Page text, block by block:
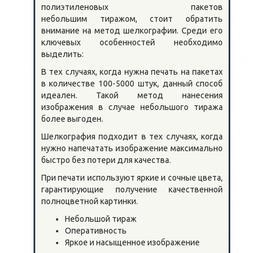
полиэтиленовых пакетов
небольшим тиражом, стоит обратить
внимание на метод шелкографии. Среди его
ключевых особенностей необходимо
выделить:
В тех случаях, когда нужна печать на пакетах
в количестве 100-5000 штук, данный способ
идеален. Такой метод нанесения
изображения в случае небольшого тиража
более выгоден.
Шелкография подходит в тех случаях, когда
нужно напечатать изображение максимально
быстро без потери для качества.
При печати используют яркие и сочные цвета,
гарантирующие получение качественной
полноцветной картинки.
Небольшой тираж
Оперативность
Яркое и насыщенное изображение